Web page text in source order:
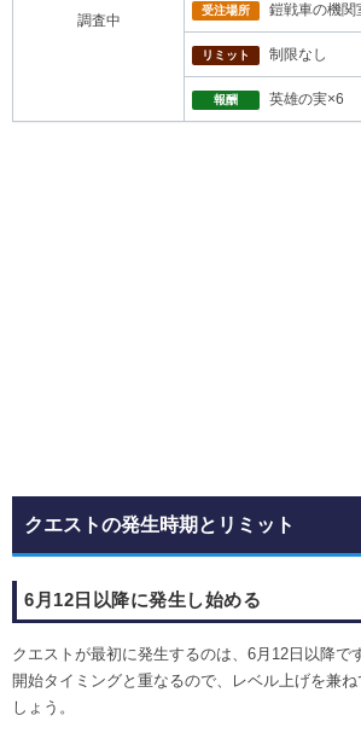
調査中
受注場所 鎧戦車の機関
リミット 制限なし
報酬 英雄の実×6
クエストの発生時期とリミット
6月12日以降に発生し始める
クエストが最初に発生するのは、6月12日以降で
開始タイミングと重なるので、レベル上げを兼
しょう。